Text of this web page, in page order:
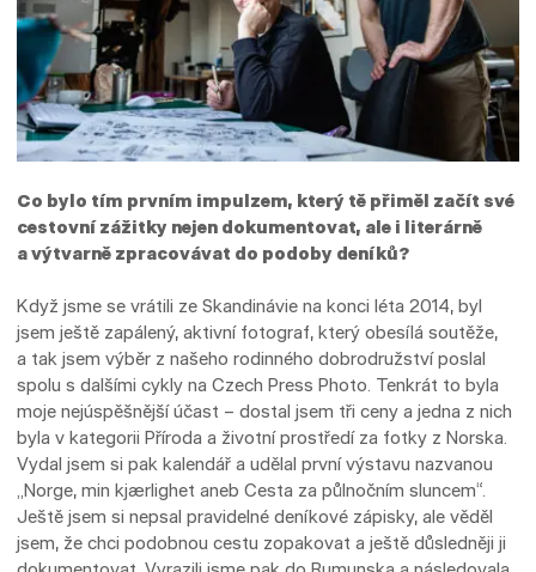
Co bylo tím prvním impulzem, který tě přiměl začít své
cestovní zážitky nejen dokumentovat, ale i literárně
a výtvarně zpracovávat do podoby deníků?
Když jsme se vrátili ze Skandinávie na konci léta 2014, byl
jsem ještě zapálený, aktivní fotograf, který obesílá soutěže,
a tak jsem výběr z našeho rodinného dobrodružství poslal
spolu s dalšími cykly na Czech Press Photo. Tenkrát to byla
moje nejúspěšnější účast – dostal jsem tři ceny a jedna z nich
byla v kategorii Příroda a životní prostředí za fotky z Norska.
Vydal jsem si pak kalendář a udělal první výstavu nazvanou
„Norge, min kjærlighet aneb Cesta za půlnočním sluncem“.
Ještě jsem si nepsal pravidelné deníkové zápisky, ale věděl
jsem, že chci podobnou cestu zopakovat a ještě důsledněji ji